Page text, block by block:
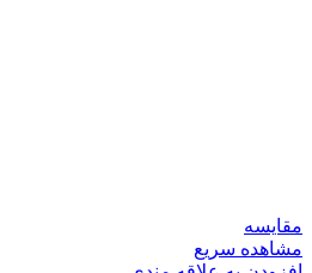
مقایسه
مشاهده سریع